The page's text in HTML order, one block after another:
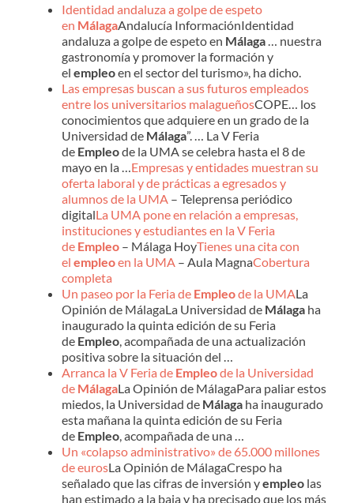
Identidad andaluza a golpe de espeto
en MálagaAndalucía InformaciónIdentidad
andaluza a golpe de espeto en Málaga… nuestra
gastronomía y promover la formación y
el empleoen el sector del turismo», ha dicho.
Las empresas buscan a sus futuros empleados
entre los universitarios malagueñosCOPE… los
conocimientos que adquiere en un grado de la
Universidad de Málaga”. … La V Feria
de Empleode la UMA se celebra hasta el 8 de
mayo en la …Empresas y entidades muestran su
oferta laboral y de prácticas a egresados y
alumnos de la UMA – Teleprensa periódico
digitalLa UMA pone en relación a empresas,
instituciones y estudiantes en la V Feria
de Empleo – Málaga HoyTienes una cita con
el empleoen la UMA – Aula MagnaCobertura
completa
Un paseo por la Feria de Empleode la UMALa
Opinión de MálagaLa Universidad de Málaga ha
inaugurado la quinta edición de su Feria
de Empleo, acompañada de una actualización
positiva sobre la situación del …
Arranca la V Feria de Empleode la Universidad
de MálagaLa Opinión de MálagaPara paliar estos
miedos, la Universidad de Málaga ha inaugurado
esta mañana la quinta edición de su Feria
de Empleo, acompañada de una …
Un «colapso administrativo» de 65.000 millones
de eurosLa Opinión de MálagaCrespo ha
señalado que las cifras de inversión yempleo las
han estimado a la baja y ha precisado que los más